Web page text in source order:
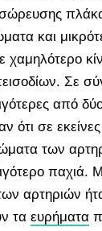
και
χαμηλότερο
Σε
από
ότι σε
των
παχιά.
αρτηριών
τα ευρήματα